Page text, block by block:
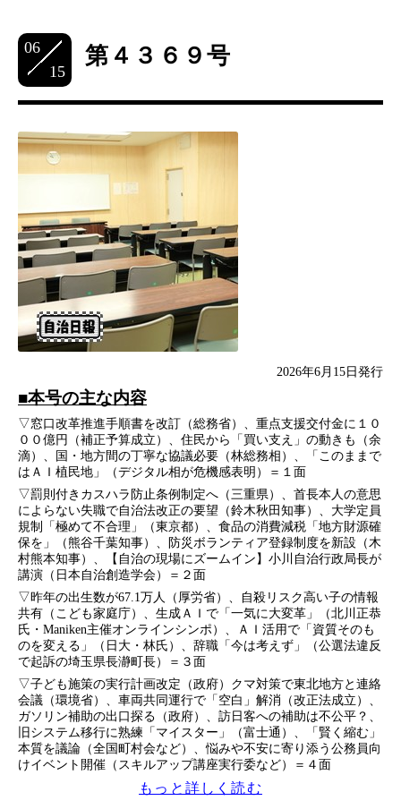
06
15
第４３６９号
2026年6月15日発行
■本号の主な内容
▽窓口改革推進手順書を改訂（総務省）、重点支援交付金に１０
００億円（補正予算成立）、住民から「買い支え」の動きも（余
滴）、国・地方間の丁寧な協議必要（林総務相）、「このままで
はＡＩ植民地」（デジタル相が危機感表明）＝１面
▽罰則付きカスハラ防止条例制定へ（三重県）、首長本人の意思
によらない失職で自治法改正の要望（鈴木秋田知事）、大学定員
規制「極めて不合理」（東京都）、食品の消費減税「地方財源確
保を」（熊谷千葉知事）、防災ボランティア登録制度を新設（木
村熊本知事）、【自治の現場にズームイン】小川自治行政局長が
講演（日本自治創造学会）＝２面
▽昨年の出生数が67.1万人（厚労省）、自殺リスク高い子の情報
共有（こども家庭庁）、生成ＡＩで「一気に大変革」（北川正恭
氏・Maniken主催オンラインシンポ）、ＡＩ活用で「資質そのも
のを変える」（日大・林氏）、辞職「今は考えず」（公選法違反
で起訴の埼玉県長瀞町長）＝３面
▽子ども施策の実行計画改定（政府）クマ対策で東北地方と連絡
会議（環境省）、車両共同運行で「空白」解消（改正法成立）、
ガソリン補助の出口探る（政府）、訪日客への補助は不公平？、
旧システム移行に熟練「マイスター」（富士通）、「賢く縮む」
本質を議論（全国町村会など）、悩みや不安に寄り添う公務員向
けイベント開催（スキルアップ講座実行委など）＝４面
もっと詳しく読む